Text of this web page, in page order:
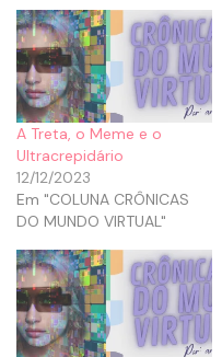
A Treta, o Meme e o
Ultracrepidário
12/12/2023
Em "COLUNA CRÔNICAS
DO MUNDO VIRTUAL"